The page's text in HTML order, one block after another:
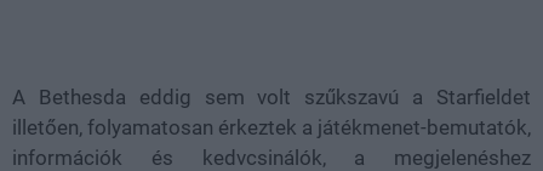
A Bethesda eddig sem volt szűkszavú a Starfieldet
illetően, folyamatosan érkeztek a játékmenet-bemutatók,
információk és kedvcsinálók, a megjelenéshez